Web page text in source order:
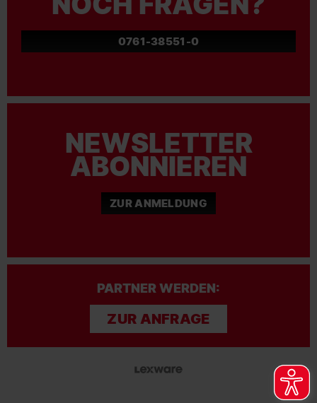
0761-38551-0
NEWSLETTER
ABONNIEREN
ZUR ANMELDUNG
PARTNER WERDEN:
ZUR ANFRAGE